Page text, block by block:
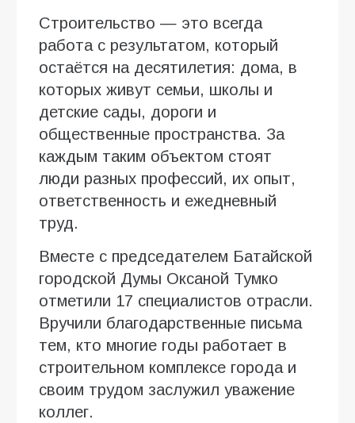
Строительство — это всегда
работа с результатом, который
остаётся на десятилетия: дома, в
которых живут семьи, школы и
детские сады, дороги и
общественные пространства. За
каждым таким объектом стоят
люди разных профессий, их опыт,
ответственность и ежедневный
труд.
Вместе с председателем Батайской
городской Думы Оксаной Тумко
отметили 17 специалистов отрасли.
Вручили благодарственные письма
тем, кто многие годы работает в
строительном комплексе города и
своим трудом заслужил уважение
коллег.